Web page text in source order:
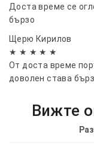
Доста време се
бързо
Щерю Кирилов
★ ★ ★ ★ ★
От доста време
доволен става
Вижте